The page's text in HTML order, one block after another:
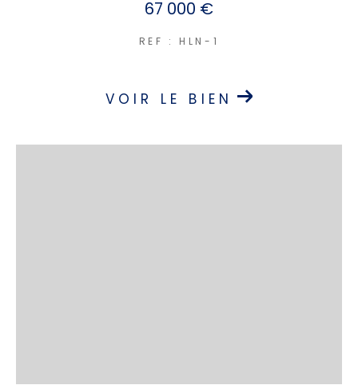
67 000 €
REF : HLN-1
VOIR LE BIEN